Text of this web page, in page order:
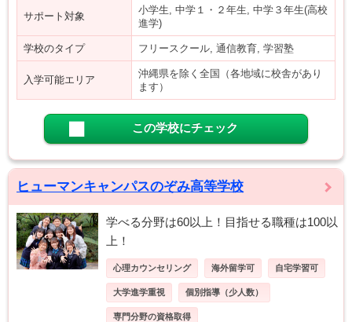
サポート対象
小学生, 中学１・２年生, 中学３年生(高校
進学)
学校のタイプ フリースクール, 通信教育, 学習塾
入学可能エリア
沖縄県を除く全国（各地域に校舎があり
ます）
この学校にチェック
ヒューマンキャンパスのぞみ高等学校
学べる分野は60以上！目指せる職種は100以
上！
心理カウンセリング 海外留学可 自宅学習可
大学進学重視 個別指導（少人数）
専門分野の資格取得